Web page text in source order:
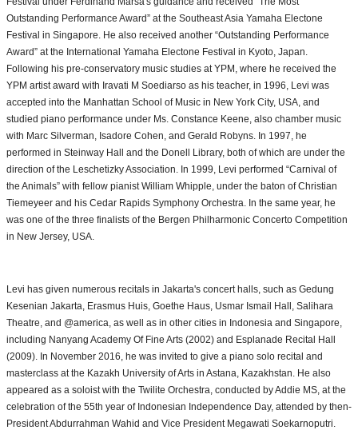
Outstanding Performance Award” at the Southeast Asia Yamaha Electone
Festival in Singapore. He also received another “Outstanding Performance
Award” at the International Yamaha Electone Festival in Kyoto, Japan.
Following his pre-conservatory music studies at YPM, where he received the
YPM artist award with Iravati M Soediarso as his teacher, in 1996, Levi was
accepted into the Manhattan School of Music in New York City, USA, and
studied piano performance under Ms. Constance Keene, also chamber music
with Marc Silverman, Isadore Cohen, and Gerald Robyns. In 1997, he
performed in Steinway Hall and the Donell Library, both of which are under the
direction of the Leschetizky Association. In 1999, Levi performed “Carnival of
the Animals” with fellow pianist William Whipple, under the baton of Christian
Tiemeyeer and his Cedar Rapids Symphony Orchestra. In the same year, he
was one of the three finalists of the Bergen Philharmonic Concerto Competition
in New Jersey, USA.
Levi has given numerous recitals in Jakarta's concert halls, such as Gedung
Kesenian Jakarta, Erasmus Huis, Goethe Haus, Usmar Ismail Hall, Salihara
Theatre, and @america, as well as in other cities in Indonesia and Singapore,
including Nanyang Academy Of Fine Arts (2002) and Esplanade Recital Hall
(2009). In November 2016, he was invited to give a piano solo recital and
masterclass at the Kazakh University of Arts in Astana, Kazakhstan. He also
appeared as a soloist with the Twilite Orchestra, conducted by Addie MS, at the
celebration of the 55th year of Indonesian Independence Day, attended by then-
President Abdurrahman Wahid and Vice President Megawati Soekarnoputri.